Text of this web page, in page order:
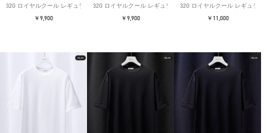
32G ロイヤルクール レギュラーTシャツ
￥9,900
32G ロイヤルクール レギュラーTシャツ
￥9,900
32G ロイヤルクール レギュラー
￥11,000